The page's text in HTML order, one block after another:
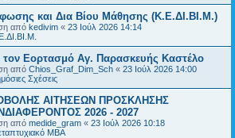
και Δια Βίου Μάθησης (Κ.Ε.ΔΙ.ΒΙ.Μ.)
από kedivim « 23 Ιούλ 2026 14:14
τον Εορτασμό Αγ. Παρασκευής Καστέλο
από Chios_Graf_Dim_Sch « 23 Ιούλ 2026 14:00
Σχέσεις
ΑΙΤΗΣΕΩΝ ΠΡΟΣΚΛΗΣΗΣ
2026 - 2027
από medide_gram « 23 Ιούλ 2026 10:18
MBA